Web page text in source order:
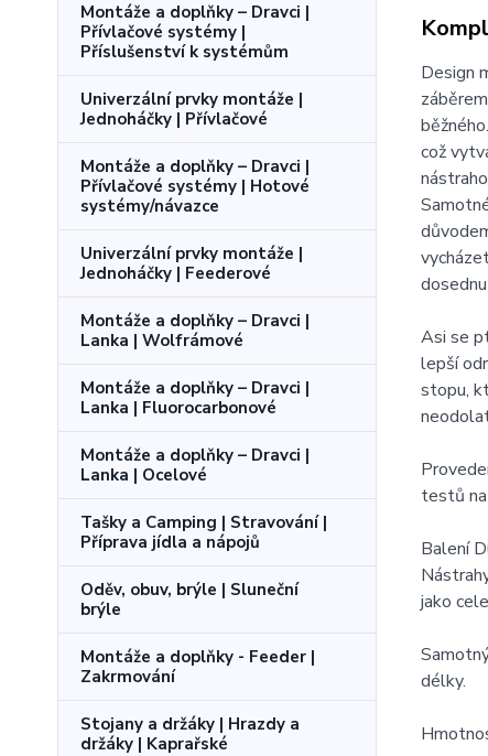
Montáže a doplňky – Dravci |
Přívlačové systémy |
Příslušenství k systémům
Univerzální prvky montáže |
Jednoháčky | Přívlačové
Montáže a doplňky – Dravci |
Přívlačové systémy | Hotové
systémy/návazce
Univerzální prvky montáže |
Jednoháčky | Feederové
Montáže a doplňky – Dravci |
Lanka | Wolfrámové
Montáže a doplňky – Dravci |
Lanka | Fluorocarbonové
Montáže a doplňky – Dravci |
Lanka | Ocelové
Tašky a Camping | Stravování |
Příprava jídla a nápojů
Oděv, obuv, brýle | Sluneční
brýle
Montáže a doplňky - Feeder |
Zakrmování
Stojany a držáky | Hrazdy a
držáky | Kaprařské
Design
což
Asi se
lepší
stopu,
testů
Balení
jako
délky.